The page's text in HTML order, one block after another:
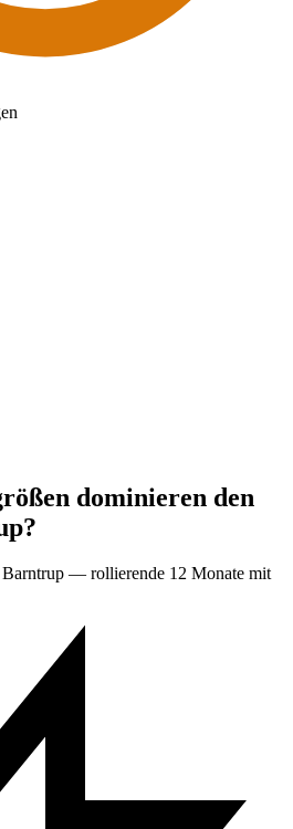
dominieren den
Barntrup — rollierende 12 Monate mit